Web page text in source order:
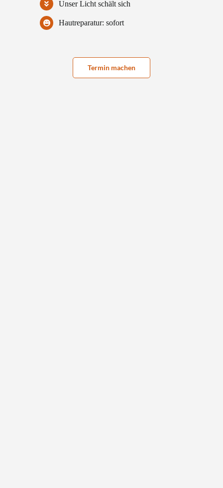
Unser Licht schält sich
Hautreparatur: sofort
Termin machen